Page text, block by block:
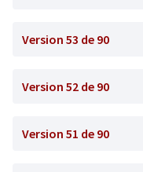
Version 53 de 90
Version 52 de 90
Version 51 de 90